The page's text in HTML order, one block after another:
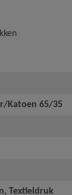
Katoen 65/35
Textieldruk